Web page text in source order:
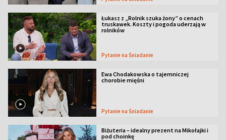
Łukasz z „Rolnik szuka żony” o cenach
truskawek. Koszty i pogoda uderzają w
rolników
Pytanie na Śniadanie
Ewa Chodakowska o tajemniczej
chorobie mięśni
Pytanie na Śniadanie
Biżuteria – idealny prezent na Mikołajki i
pod choinkę